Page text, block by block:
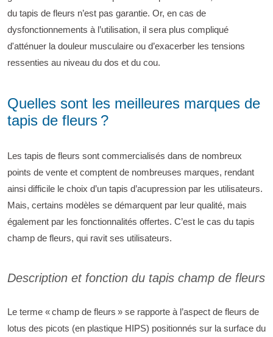
du tapis de fleurs n’est pas garantie. Or, en cas de
dysfonctionnements à l’utilisation, il sera plus compliqué
d'atténuer la douleur musculaire ou d’exacerber les tensions
ressenties au niveau du dos et du cou.
Quelles sont les meilleures marques de
tapis de fleurs ?
Les tapis de fleurs sont commercialisés dans de nombreux
points de vente et comptent de nombreuses marques, rendant
ainsi difficile le choix d’un tapis d’acupression par les utilisateurs.
Mais, certains modèles se démarquent par leur qualité, mais
également par les fonctionnalités offertes. C’est le cas du tapis
champ de fleurs, qui ravit ses utilisateurs.
Description et fonction du tapis champ de fleurs
Le terme « champ de fleurs » se rapporte à l’aspect de fleurs de
lotus des picots (en plastique HIPS) positionnés sur la surface du